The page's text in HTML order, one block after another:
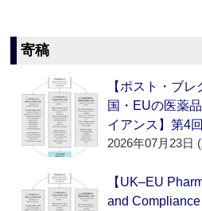
寄稿
【ポスト・ブ
国・EUの医薬
イアンス】第4
2026年07月23日
【UK–EU
and Compliance